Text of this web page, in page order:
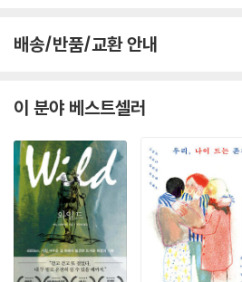
배송/반품/교환 안내
이 분야 베스트셀러